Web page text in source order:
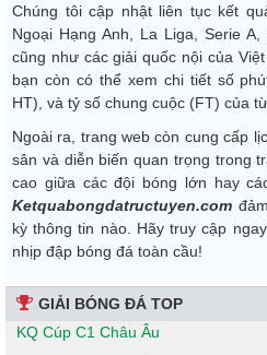
Chúng tôi cập nhật liên tục kết
Ngoại Hạng Anh, La Liga, Serie A,
cũng như các giải quốc nội của
bạn còn có thể xem chi tiết số
HT), và tỷ số chung cuộc (FT) của
Ngoài ra, trang web còn cung cấp
sân và diễn biến quan trọng trong
cao giữa các đội bóng lớn hay
Ketquabongdatructuyen.com
kỳ thông tin nào. Hãy truy cập
nhịp đập bóng đá toàn cầu!
GIẢI BÓNG ĐÁ TOP
KQ Cúp C1 Châu Âu